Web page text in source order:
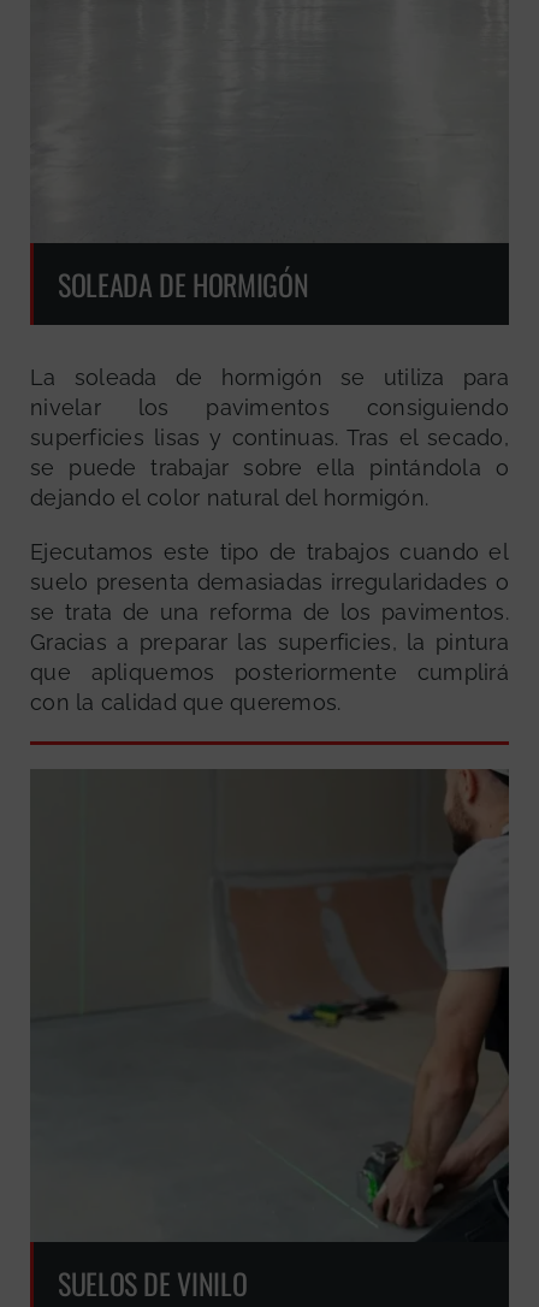
SOLEADA DE HORMIGÓN
La soleada de hormigón se utiliza para
nivelar los pavimentos consiguiendo
superficies lisas y continuas. Tras el secado,
se puede trabajar sobre ella pintándola o
dejando el color natural del hormigón.
Ejecutamos este tipo de trabajos cuando el
suelo presenta demasiadas irregularidades o
se trata de una reforma de los pavimentos.
Gracias a preparar las superficies, la pintura
que apliquemos posteriormente cumplirá
con la calidad que queremos.
SUELOS DE VINILO